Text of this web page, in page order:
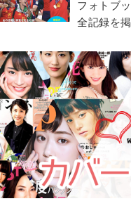
フォトブ
全記録を